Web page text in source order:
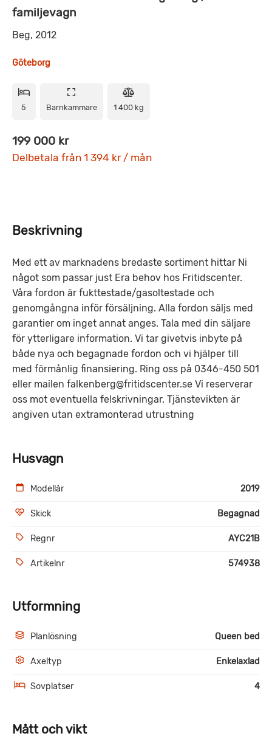
familjevagn
Beg, 2012
Göteborg
5 Barnkammare 1 400 kg
199 000 kr
Delbetala från 1 394 kr / mån
Beskrivning
Med ett av marknadens bredaste sortiment hittar Ni
något som passar just Era behov hos Fritidscenter.
Våra fordon är fukttestade/gasoltestade och
genomgångna inför försäljning. Alla fordon säljs med
garantier om inget annat anges. Tala med din säljare
för ytterligare information. Vi tar givetvis inbyte på
både nya och begagnade fordon och vi hjälper till
med förmånlig finansiering. Ring oss på 0346-450 501
eller mailen falkenberg@fritidscenter.se Vi reserverar
oss mot eventuella felskrivningar. Tjänstevikten är
angiven utan extramonterad utrustning
Husvagn
Modellår 2019
Skick Begagnad
Regnr AYC21B
Artikelnr 574938
Utformning
Planlösning Queen bed
Axeltyp Enkelaxlad
Sovplatser 4
Mått och vikt